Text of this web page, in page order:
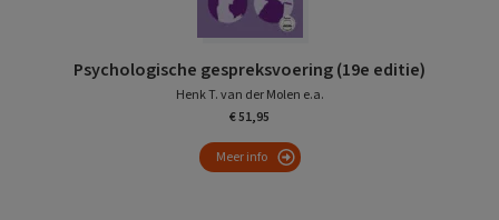
Psychologische gespreksvoering (19e editie)
Henk T. van der Molen e.a.
€ 51,95
Meer info